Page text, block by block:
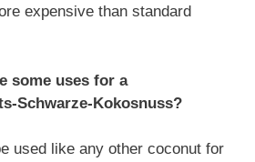
expensive than standard
some uses for a
Schwarze-Kokosnuss?
used like any other coconut for